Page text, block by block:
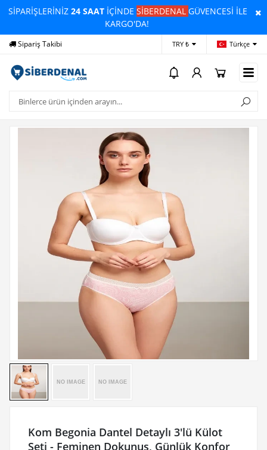
SİPARİŞLERİNİZ24 SAAT İÇİNDESİBERDENALGÜVENCESİ İLE
KARGO'DA!
Sipariş Takibi TRY ₺ Türkçe
Kom Begonia Dantel Detaylı 3'lü Külot
Seti - Feminen Dokunuş, Günlük Konfor